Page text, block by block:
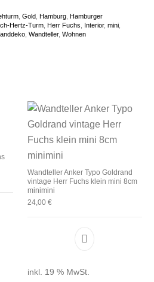
,Gold ,Hamburg ,Hamburger
Hertz-Turm ,Herr Fuchs Interior,mini
,Wandteller,Wohnen
Wandteller Anker Typo Goldrand
vintage Herr Fuchs klein mini 8cm
minimini
24,00 €
inkl. 19 % MwSt.